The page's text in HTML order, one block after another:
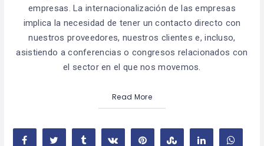
empresas. La internacionalización de las empresas
implica la necesidad de tener un contacto directo con
nuestros proveedores, nuestros clientes e, incluso,
asistiendo a conferencias o congresos relacionados con
el sector en el que nos movemos.
Read More